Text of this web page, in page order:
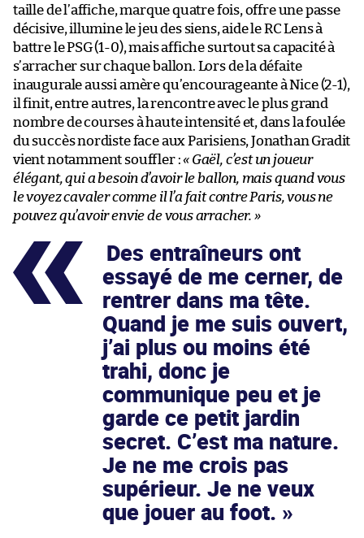
taille de l’affiche, marque quatre fois, offre une passe
décisive, illumine le jeu des siens, aide le RC Lens à
battre le PSG (1-0), mais affiche surtout sa capacité à
s’arracher sur chaque ballon. Lors de la défaite
inaugurale aussi amère qu’encourageante à Nice (2-1),
il finit, entre autres, la rencontre avec le plus grand
nombre de courses à haute intensité et, dans la foulée
du succès nordiste face aux Parisiens, Jonathan Gradit
vient notamment souffler :« Gaël, c’est un joueur
élégant, qui a besoin d’avoir le ballon, mais quand vous
le voyez cavaler comme il l’a fait contre Paris, vous ne
pouvez qu’avoir envie de vous arracher. »
Des entraîneurs ont
essayé de me cerner, de
rentrer dans ma tête.
Quand je me suis ouvert,
j’ai plus ou moins été
trahi, donc je
communique peu et je
garde ce petit jardin
secret. C’est ma nature.
Je ne me crois pas
supérieur. Je ne veux
que jouer au foot.